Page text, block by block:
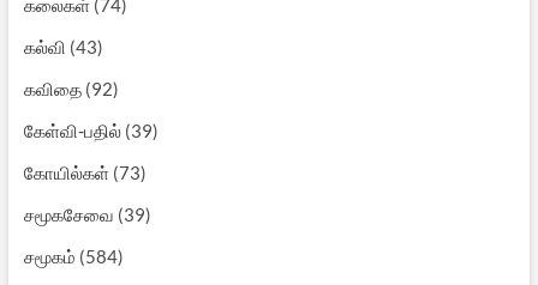
கலைகள்(74)
கல்வி (43)
கவிதை(92)
கேள்வி-பதில்(39)
கோயில்கள்(73)
சமூகசேவை (39)
சமூகம் (584)